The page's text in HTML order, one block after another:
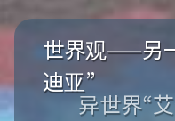
世界观——另
迪亚”
异世界“